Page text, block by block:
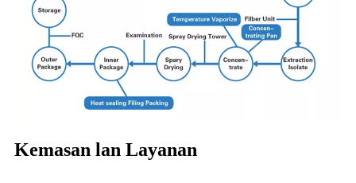
Kemasan lan Layanan